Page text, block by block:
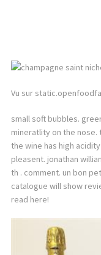
Vu sur
small soft bubbles.
mineratlity on the
the wine has high
pleasent. jonathan
th . comment. un bon
catalogue will show
read here!